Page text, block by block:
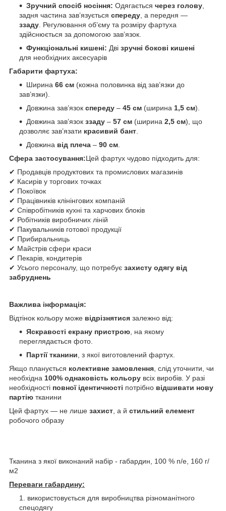
Зручний спосіб носіння: Одягається через голову
задня частина зав’язується спереду , а передня —
ззаду . Регулювання об’єму та розміру фартуха
здійснюється за допомогою зав’язок.
Функціональні кишені: Дві зручні бокові кишені
для необхідних аксесуарів
Габарити фартуха:
Ширина 66 см (кожна половинка від зав’язки до
зав’язки).
Довжина зав’язок спереду – 45 см (ширина 1,5 см).
Довжина зав’язок ззаду – 57 см (ширина 2,5 см), що
дозволяє зав’язати красивий бант
Довжина від плеча – 90 см
Сфера застосування:Цей фартух чудово підходить для:
✔ Продавців продуктових та промислових магазинів
✔ Касирів у торгових точках
✔ Покоївок
✔ Працівників клінінгових компаній
✔ Співробітників кухні та харчових блоків
✔ Робітників виробничих ліній
✔ Пакувальників готової продукції
✔ Прибиральниць
✔ Майстрів сфери краси
✔ Пекарів, кондитерів
✔ Усього персоналу, що потребує захисту одягу від
забруднень
Важлива інформація:
Відтінок кольору може відрізнятися залежно від:
Яскравості екрану пристрою , на якому
переглядається фото.
Партії тканини , з якої виготовлений фартух.
Якщо планується колективне замовлення , слід уточнити, чи
необхідна 100% однаковість кольору всіх виробів. У разі
необхідності повної ідентичності потрібно відшивати нову
партію тканини
Цей фартух — не лише захист , а й стильний елемент
робочого образу
Тканина з якої виконаний набір - габардин, 100 % п/е, 160 г/
м2
Переваги габардину:
використовується для виробництва різноманітного
спецодягу